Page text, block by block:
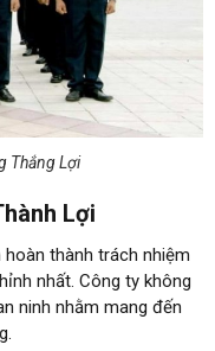
Thắng Lợi
Lợi
thành trách nhiệm
nhất. Công ty không
ninh nhằm mang đến